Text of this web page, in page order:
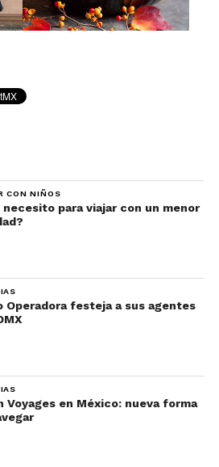
CON NIÑOS
necesito para viajar con un menor
Operadora festeja a sus agentes
Voyages en México: nueva forma